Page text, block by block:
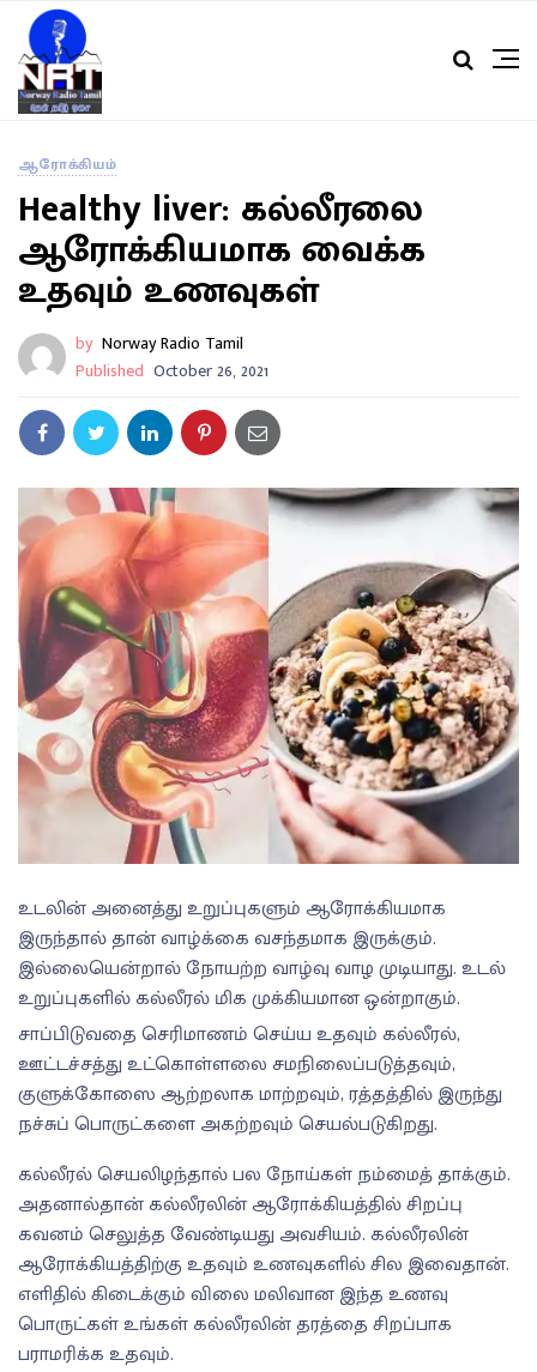
ஆரோக்கியம்
Healthy liver: கல்லீரலை
ஆரோக்கியமாக வைக்க
உதவும் உணவுகள்
by Norway Radio Tamil
Published October 26, 2021
உடலின் அனைத்து உறுப்புகளும் ஆரோக்கியமாக
இருந்தால் தான் வாழ்க்கை வசந்தமாக இருக்கும்.
இல்லையென்றால் நோயற்ற வாழ்வு வாழ முடியாது. உடல்
உறுப்புகளில் கல்லீரல் மிக முக்கியமான ஒன்றாகும்.
சாப்பிடுவதை செரிமாணம் செய்ய உதவும் கல்லீரல்,
ஊட்டச்சத்து உட்கொள்ளலை சமநிலைப்படுத்தவும்,
குளுக்கோஸை ஆற்றலாக மாற்றவும், ரத்தத்தில் இருந்து
நச்சுப் பொருட்களை அகற்றவும் செயல்படுகிறது.
கல்லீரல் செயலிழந்தால் பல நோய்கள் நம்மைத் தாக்கும்.
அதனால்தான் கல்லீரலின் ஆரோக்கியத்தில் சிறப்பு
கவனம் செலுத்த வேண்டியது அவசியம். கல்லீரலின்
ஆரோக்கியத்திற்கு உதவும் உணவுகளில் சில இவைதான்.
எளிதில் கிடைக்கும் விலை மலிவான இந்த உணவு
பொருட்கள் உங்கள் கல்லீரலின் தரத்தை சிறப்பாக
பராமரிக்க உதவும்.